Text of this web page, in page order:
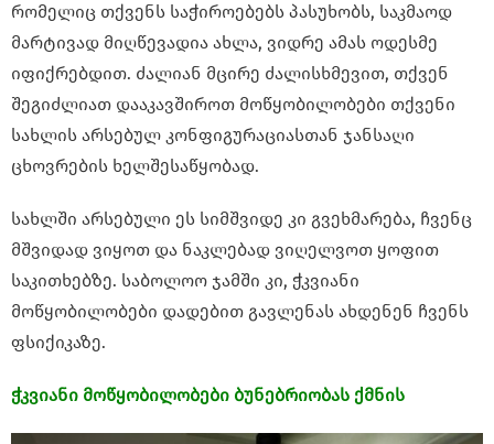
რომელიც თქვენს საჭიროებებს პასუხობს, საკმაოდ
მარტივად მიღწევადია ახლა, ვიდრე ამას ოდესმე
იფიქრებდით. ძალიან მცირე ძალისხმევით, თქვენ
შეგიძლიათ დააკავშიროთ მოწყობილობები თქვენი
სახლის არსებულ კონფიგურაციასთან ჯანსაღი
ცხოვრების ხელშესაწყობად.
სახლში არსებული ეს სიმშვიდე კი გვეხმარება, ჩვენც
მშვიდად ვიყოთ და ნაკლებად ვიღელვოთ ყოფით
საკითხებზე. საბოლოო ჯამში კი, ჭკვიანი
მოწყობილობები დადებით გავლენას ახდენენ ჩვენს
ფსიქიკაზე.
ჭკვიანი მოწყობილობები ბუნებრიობას ქმნის